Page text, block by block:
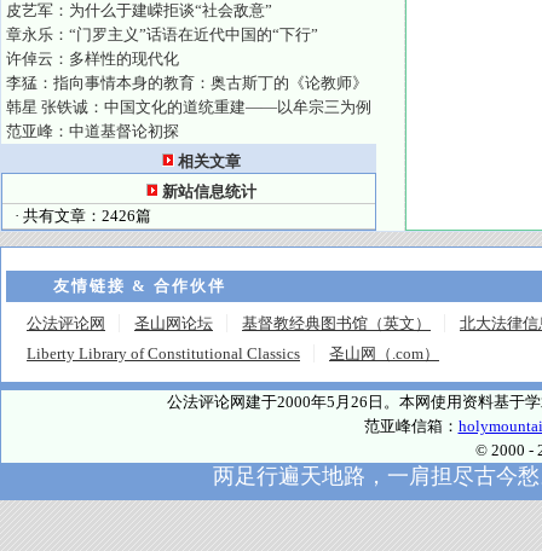
皮艺军：为什么于建嵘拒谈“社会敌意”
章永乐：“门罗主义”话语在近代中国的“下行”
许倬云：多样性的现代化
李猛：指向事情本身的教育：奥古斯丁的《论教师》
韩星 张铁诚：中国文化的道统重建——以牟宗三为例
范亚峰：中道基督论初探
相关文章
新站信息统计
· 共有文章：2426篇
友情链接 & 合作伙伴
公法评论网 圣山网论坛 基督教经典图书馆（英文）
北大法律信
Liberty Library of Constitutional Classics
圣山网（.com）
公法评论网建于2000年5月26日。本网使用资料基于
范亚峰信箱：
© 2000 -
两足行遍天地路，一肩担尽古今